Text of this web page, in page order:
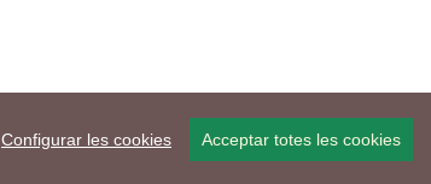
Configurar les cookies Acceptar totes les cookies